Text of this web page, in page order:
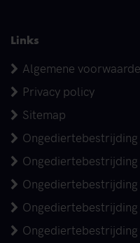
Links
Algemene
Privacy policy
Sitemap